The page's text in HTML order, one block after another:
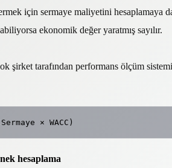
için sermaye maliyetini hesaplamaya
ekonomik değer yaratmış sayılır.
şirket tarafından performans ölçüm
× WACC)
hesaplama